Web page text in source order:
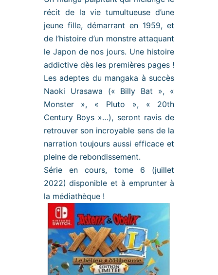
récit de la vie tumultueuse d’une
jeune fille, démarrant en 1959, et
de l’histoire d’un monstre attaquant
le Japon de nos jours. Une histoire
addictive dès les premières pages !
Les adeptes du mangaka à succès
Naoki Urasawa (« Billy Bat », «
Monster », « Pluto », « 20th
Century Boys »…), seront ravis de
retrouver son incroyable sens de la
narration toujours aussi efficace et
pleine de rebondissement.
Série en cours, tome 6 (juillet
2022) disponible et à emprunter à
la médiathèque !